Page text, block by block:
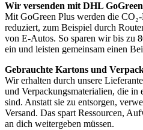
Wir versenden mit DHL
Mit GoGreen Plus werden die
reduziert, zum Beispiel durch
von E-Autos. So sparen wir bis zu
ein und leisten gemeinsam einen
Gebrauchte Kartons und
Wir erhalten durch unsere
und Verpackungsmaterialien, die in
sind. Anstatt sie zu entsorgen,
Versand. Das spart Ressourcen,
an dich weitergeben müssen.